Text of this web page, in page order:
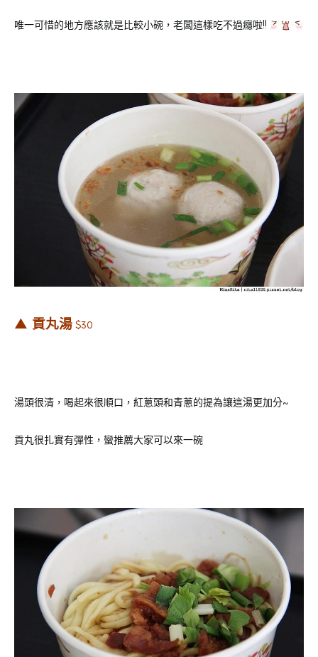
唯一可惜的地方應該就是比較小碗，老闆這樣吃不過癮啦!!
▲ 貢丸湯 $30
湯頭很清，喝起來很順口，紅蔥頭和青蔥的提為讓這湯更加分~
貢丸很扎實有彈性，蠻推薦大家可以來一碗